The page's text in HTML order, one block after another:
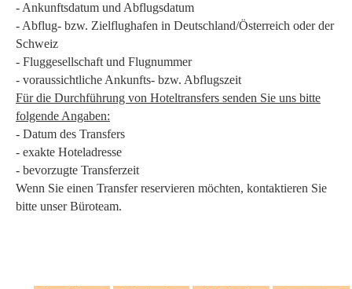
- Ankunftsdatum und Abflugsdatum
- Abflug- bzw. Zielflughafen in Deutschland/Österreich oder der
Schweiz
- Fluggesellschaft und Flugnummer
- voraussichtliche Ankunfts- bzw. Abflugszeit
Für die Durchführung von Hoteltransfers senden Sie uns bitte
folgende Angaben:
- Datum des Transfers
- exakte Hoteladresse
- bevorzugte Transferzeit
Wenn Sie einen Transfer reservieren möchten, kontaktieren Sie
bitte unser Büroteam.